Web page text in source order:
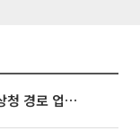
태풍 '돌핀' 오키나와 접근…일본기상청 경로 업데이트